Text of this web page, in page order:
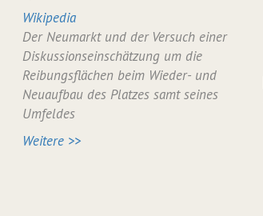
Wikipedia
Der Neumarkt und der Versuch einer
Diskussionseinschätzung um die
Reibungsflächen beim Wieder- und
Neuaufbau des Platzes samt seines
Umfeldes
Weitere >>